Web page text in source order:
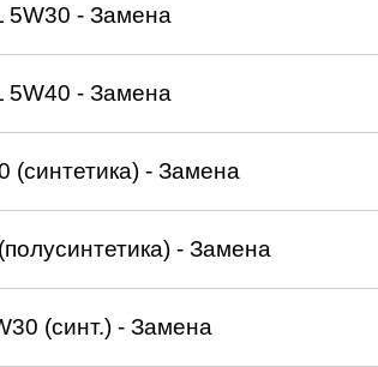
5W30 - Замена
5W40 - Замена
(синтетика) - Замена
- Замена
(синт.) - Замена